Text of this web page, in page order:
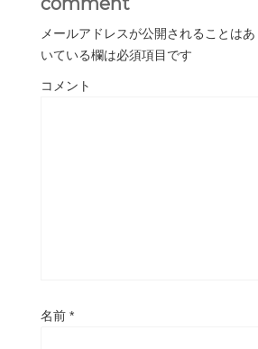
メールアドレスが公開されることはあ
いている欄は必須項目です
コメント
名前 *